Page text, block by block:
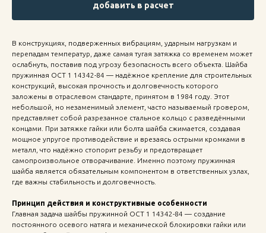
добавить в расчет
В конструкциях, подверженных вибрациям, ударным нагрузкам и
перепадам температур, даже самая тугая затяжка со временем может
ослабнуть, поставив под угрозу безопасность всего объекта. Шайба
пружинная ОСТ 1 14342-84 — надёжное крепление для строительных
конструкций, высокая прочность и долговечность которого
заложены в отраслевом стандарте, принятом в 1984 году. Этот
небольшой, но незаменимый элемент, часто называемый гровером,
представляет собой разрезанное стальное кольцо с разведёнными
концами. При затяжке гайки или болта шайба сжимается, создавая
мощное упругое противодействие и врезаясь острыми кромками в
металл, что надёжно стопорит резьбу и предотвращает
самопроизвольное отворачивание. Именно поэтому пружинная
шайба является обязательным компонентом в ответственных узлах,
где важны стабильность и долговечность.
Принцип действия и конструктивные особенности
Главная задача шайбы пружинной ОСТ 1 14342-84 — создание
постоянного осевого натяга и механической блокировки гайки или